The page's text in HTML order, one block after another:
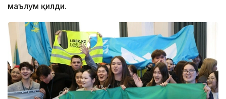
маълум қилди.